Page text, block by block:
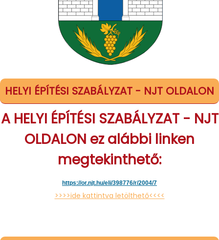
HELYI ÉPÍTÉSI SZABÁLYZAT - NJT OLDALON
A HELYI ÉPÍTÉSI SZABÁLYZAT - NJT
OLDALON ez alábbi linken
megtekinthető:
https://or.njt.hu/eli/398776/r/2004/7
>>>>ide kattintva letölthető<<<<